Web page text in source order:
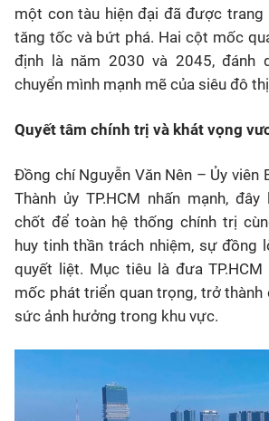
một con tàu hiện đại đã được trang
tăng tốc và bứt phá. Hai cột mốc
định là năm 2030 và 2045, đánh
chuyển mình mạnh mẽ của siêu đô
Quyết tâm chính trị và khát vọng
Đồng chí Nguyễn Văn Nên – Ủy viên
Thành ủy TP.HCM nhấn mạnh,
chốt để toàn hệ thống chính trị
huy tinh thần trách nhiệm, sự đồng
quyết liệt. Mục tiêu là đưa
mốc phát triển quan trọng, trở thành
sức ảnh hưởng trong khu vực.